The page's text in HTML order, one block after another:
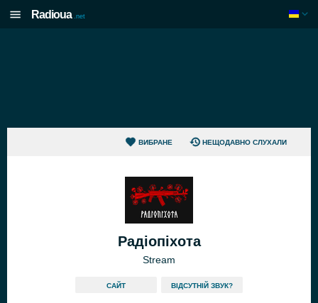
Radioua .net
ВИБРАНЕ НЕЩОДАВНО СЛУХАЛИ
Радіопіхота
Stream
САЙТ ВІДСУТНІЙ ЗВУК?